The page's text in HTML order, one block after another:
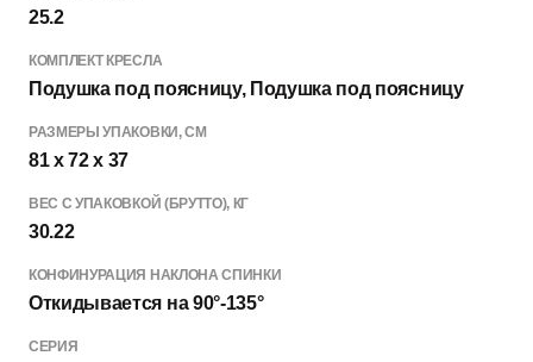
25.2
КОМПЛЕКТ КРЕСЛА
Подушка под поясницу, Подушка под поясницу
РАЗМЕРЫ УПАКОВКИ, СМ
81 x 72 x 37
ВЕС С УПАКОВКОЙ (БРУТТО), КГ
30.22
КОНФИНУРАЦИЯ НАКЛОНА СПИНКИ
Откидывается на 90°-135°
СЕРИЯ